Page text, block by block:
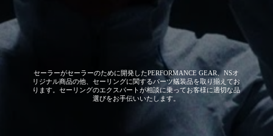
セーラーがセーラーのために開発したPERFORMANCE GEAR、NSオ
リジナル商品の他、セーリングに関するパーツ艤装品を取り揃えてお
ります。セーリングのエクスパートが相談に乗ってお客様に適切な品
選びをお手伝いいたします。